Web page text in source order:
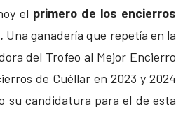
el primero de los encierros
Una ganadería que repetía en la
del Trofeo al Mejor Encierro
de Cuéllar en 2023 y 2024
su candidatura para el de esta